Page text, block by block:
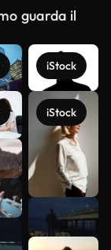
guarda il
iStock
iStock
Scopri di